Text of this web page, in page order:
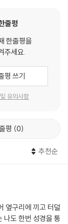
줄평
한줄평을
주세요.
평 쓰기
유의사항
평 0
추천순
옆구리에 끼고 터덜
나도 한번 성경을 통